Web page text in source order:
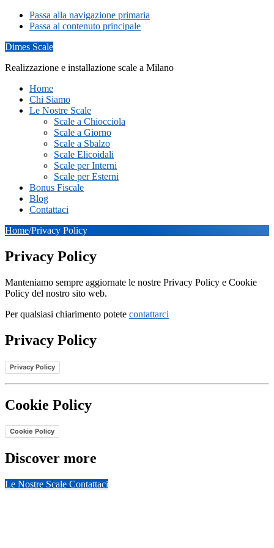
Passa alla navigazione primaria
Passa al contenuto principale
Dimes Scale
Realizzazione e installazione scale a Milano
Home
Chi Siamo
Le Nostre Scale
Scale a Chiocciola
Scale a Giorno
Scale a Sbalzo
Scale Elicoidali
Scale per Interni
Scale per Esterni
Bonus Fiscale
Blog
Contattaci
Home/Privacy Policy
Privacy Policy
Manteniamo sempre aggiornate le nostre Privacy Policy e Cookie
Policy del nostro sito web.
Per qualsiasi chiarimento potete contattarci
Privacy Policy
Privacy Policy
Cookie Policy
Cookie Policy
Discover more
Le Nostre Scale Contattaci